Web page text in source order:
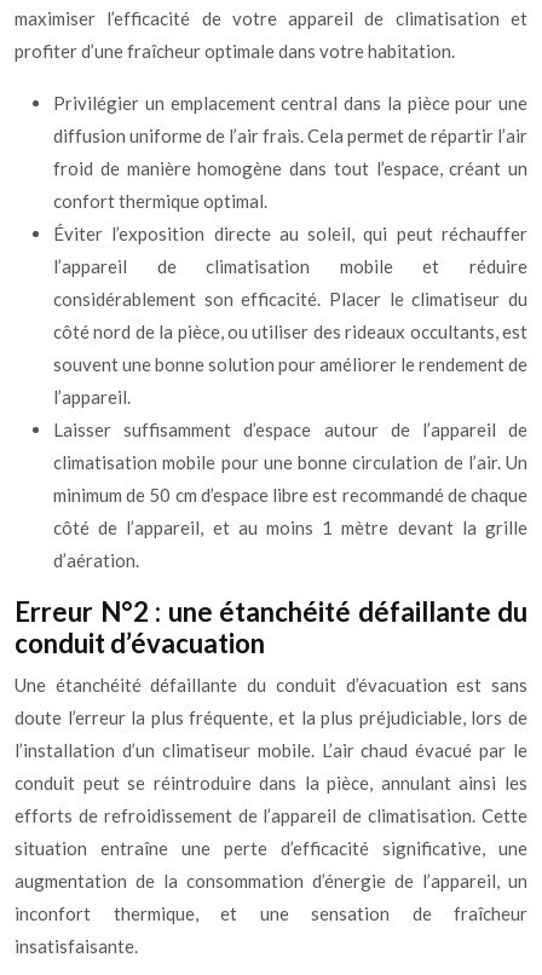
maximiser l’efficacité de votre appareil de climatisation et
profiter d’une fraîcheur optimale dans votre habitation.
Privilégier un emplacement central dans la pièce pour une
diffusion uniforme de l’air frais. Cela permet de répartir l’air
froid de manière homogène dans tout l’espace, créant un
confort thermique optimal.
Éviter l’exposition directe au soleil, qui peut réchauffer
l’appareil de climatisation mobile et réduire
considérablement son efficacité. Placer le climatiseur du
côté nord de la pièce, ou utiliser des rideaux occultants, est
souvent une bonne solution pour améliorer le rendement de
l’appareil.
Laisser suffisamment d’espace autour de l’appareil de
climatisation mobile pour une bonne circulation de l’air. Un
minimum de 50 cm d’espace libre est recommandé de chaque
côté de l’appareil, et au moins 1 mètre devant la grille
d’aération.
Erreur N°2 : une étanchéité défaillante du
conduit d’évacuation
Une étanchéité défaillante du conduit d’évacuation est sans
doute l’erreur la plus fréquente, et la plus préjudiciable, lors de
l’installation d’un climatiseur mobile. L’air chaud évacué par le
conduit peut se réintroduire dans la pièce, annulant ainsi les
efforts de refroidissement de l’appareil de climatisation. Cette
situation entraîne une perte d’efficacité significative, une
augmentation de la consommation d’énergie de l’appareil, un
inconfort thermique, et une sensation de fraîcheur
insatisfaisante.